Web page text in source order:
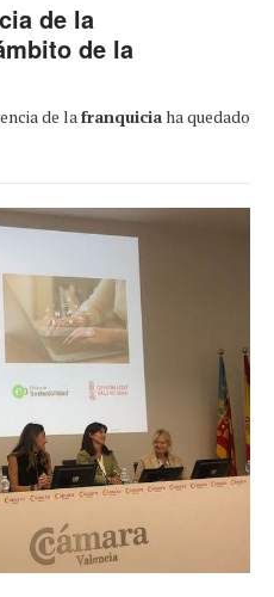
de la
de la
de lafranquiciaha quedado